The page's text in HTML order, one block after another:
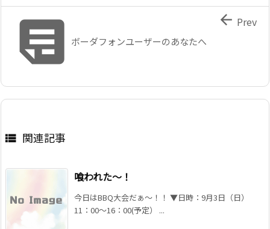
ボーダフォンユーザーのあなたへ
 Prev
 関連記事
喰われた〜！
今日はBBQ大会だぁ〜！！ ▼日時：9月3日（日）
11：00〜16：00(予定） ...